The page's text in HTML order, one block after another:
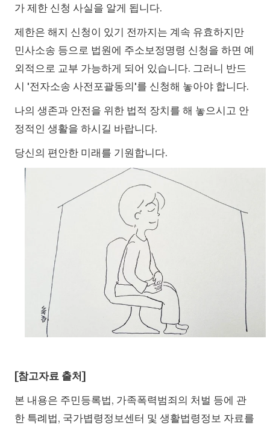
가 제한 신청 사실을 알게 됩니다.
제한은 해지 신청이 있기 전까지는 계속 유효하지만
민사소송 등으로 법원에 주소보정명령 신청을 하면 예
외적으로 교부 가능하게 되어 있습니다. 그러니 반드
시 '전자소송 사전포괄동의'를 신청해 놓아야 합니다.
나의 생존과 안전을 위한 법적 장치를 해 놓으시고 안
정적인 생활을 하시길 바랍니다.
당신의 편안한 미래를 기원합니다.
[참고자료 출처]
본 내용은 주민등록법, 가족폭력범죄의 처벌 등에 관
한 특례법, 국가볍령정보센터 및 생활법령정보 자료를